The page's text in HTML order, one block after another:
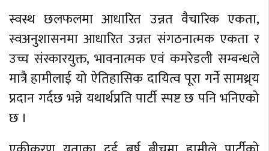
स्वस्थ छलफलमा आधारित उन्नत वैचारिक एकता,
स्वअनुशासनमा आधारित उन्नत संगठनात्मक एकता र
उच्च संस्कारयुक्त, भावनात्मक एवं कमरेडली सम्बन्धले
मात्रै हामीलाई यो ऐतिहासिक दायित्व पूरा गर्ने सामथ्र्य
प्रदान गर्दछ भन्ने यथार्थप्रति पार्टी स्पष्ट छ पनि भनिएको
छ ।